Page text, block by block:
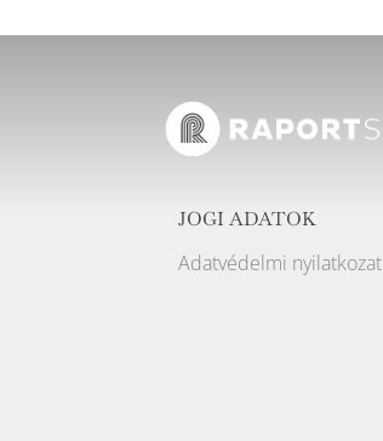
JOGI ADATOK
Adatvédelmi nyilatkozat